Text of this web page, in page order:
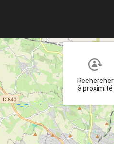
Rechercher
à proximité